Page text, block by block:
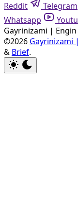
Reddit
Telegram
Whatsapp
Gayrinizami | Engin
©2026 Gayrinizami
& Brief.